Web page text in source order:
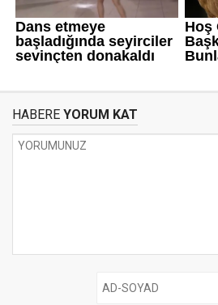
HABERE YORUM KAT